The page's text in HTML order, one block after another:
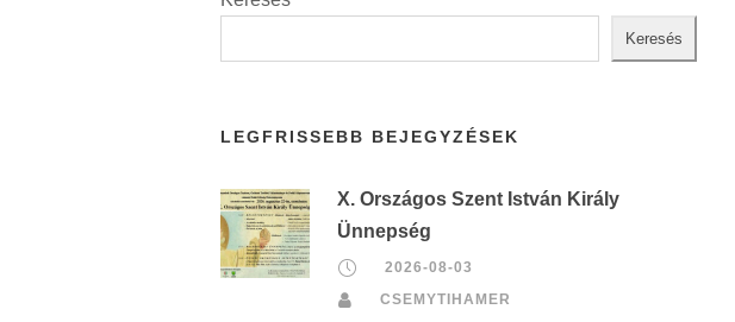
Keresés
LEGFRISSEBB BEJEGYZÉSEK
X. Országos Szent István Király
Ünnepség
2026-08-03
CSEMYTIHAMER